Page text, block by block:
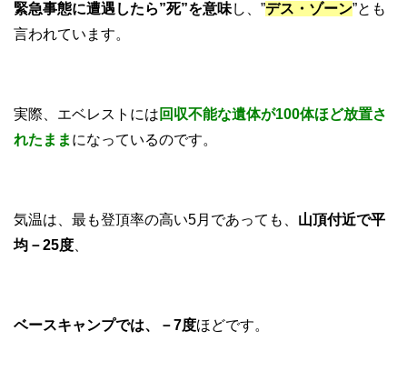
緊急事態に遭遇したら”死”を意味し、”デス・ゾーン”とも
言われています。
実際、エベレストには 回収不能な遺体が100体ほど放置さ
れたま ま になっているのです。
気温は、最も登頂率の高い5月であっても、 山頂付近で平
均－25度
ベースキャンプでは、－7度ほどです。